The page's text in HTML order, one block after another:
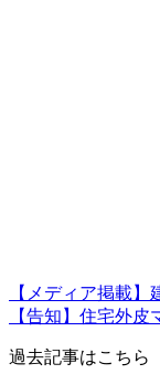
【メディア掲載】
【告知】住宅外皮
過去記事はこちら